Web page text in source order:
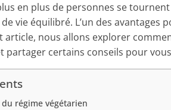
en plus de personnes se
vie équilibré. L’un des avantages
article, nous allons explorer
partager certains conseils pour
régime végétarien